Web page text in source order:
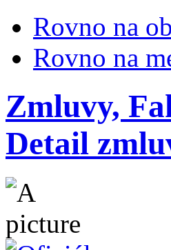
Rovno na
Rovno na
Zmluvy,
Detail